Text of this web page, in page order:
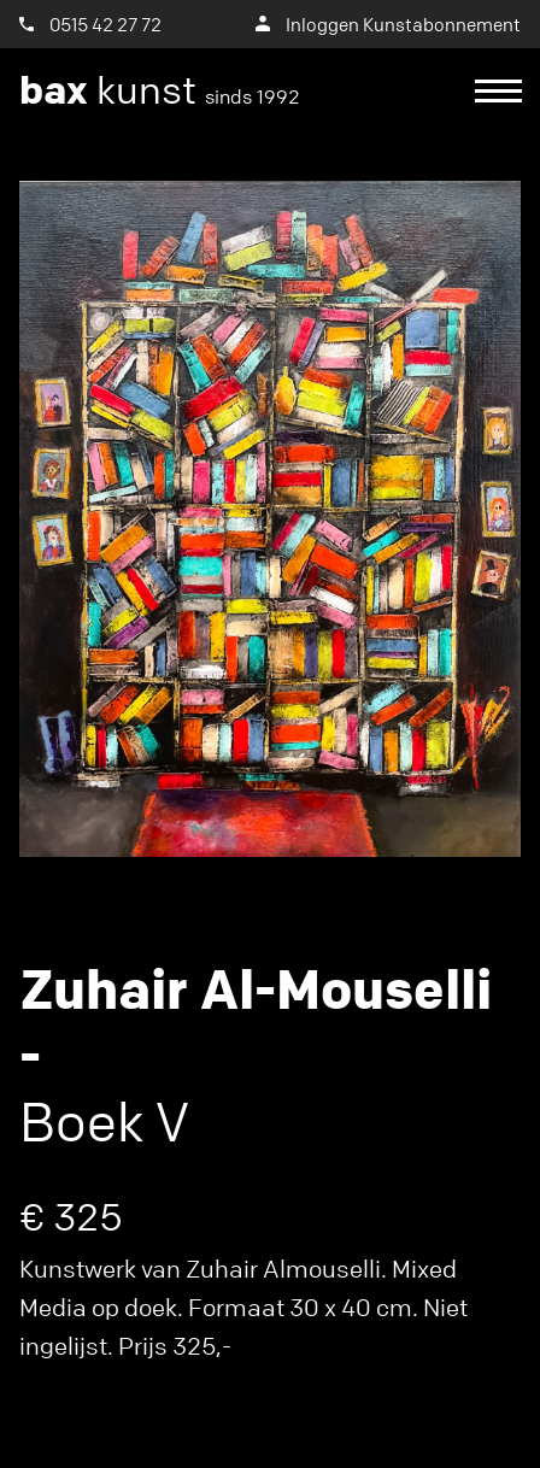
0515 42 27 72 Inloggen Kunstabonnement
bax kunst sinds 1992
Zuhair Al-Mouselli
-
Boek V
€ 325
Kunstwerk van Zuhair Almouselli. Mixed
Media op doek. Formaat 30 x 40 cm. Niet
ingelijst. Prijs 325,-